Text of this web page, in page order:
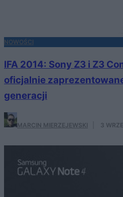
NOWOŚCI
IFA 2014: Sony Z3 i Z3
oficjalnie
generacji
MARCIN MIERZEJEWSKI 3